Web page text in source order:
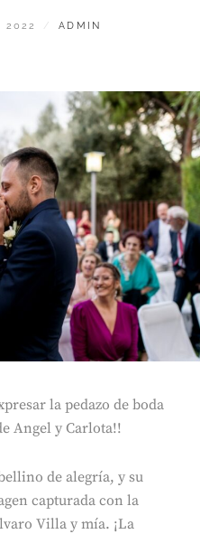
2022 POR
ADMIN
la pedazo de boda
Angel y Carlota!!
de alegría, y su
capturada con la
Villa y mía. ¡La